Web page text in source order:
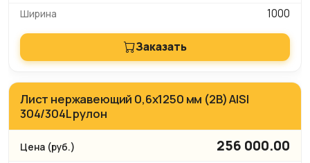
1000
Заказать
Лист нержавеющий 0,6х1250 мм (2B) AISI
304/304L рулон
256 000.00